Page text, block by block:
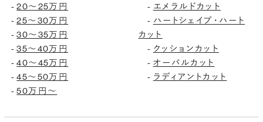
-20〜25万円
-25〜30万円
-30〜35万円
-35〜40万円
-40〜45万円
-45〜50万円
-50万円〜
- エメラルドカット
- ハートシェイプ・ハート
カット
- クッションカット
- オーバルカット
- ラディアントカット